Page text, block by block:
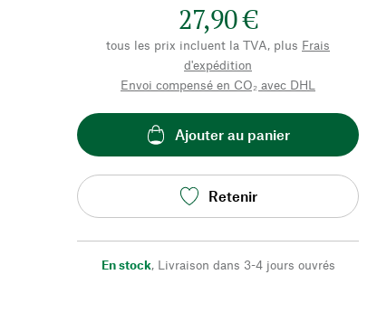
27,90 €
tous les prix incluent la TVA, plus Frais
d'expédition
Envoi compensé en CO₂ avec DHL
Ajouter au panier
Retenir
En stock, Livraison dans 3-4 jours ouvrés